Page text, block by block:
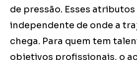
de pressão. Esses
independente de onde a
chega. Para quem tem
objetivos profissionais, o